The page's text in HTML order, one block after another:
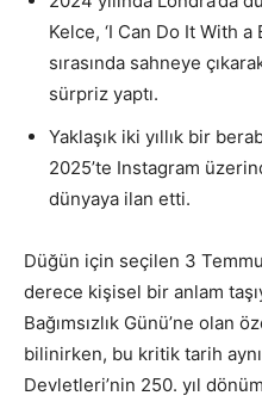
Kelce, ‘I Can Do It With
sırasında sahneye
sürpriz yaptı.
Yaklaşık iki yıllık bir
2025’te Instagram
dünyaya ilan etti.
Düğün için seçilen 3
derece kişisel bir anlam
Bağımsızlık Günü’ne olan
bilinirken, bu kritik tarih
Devletleri’nin 250. yıl